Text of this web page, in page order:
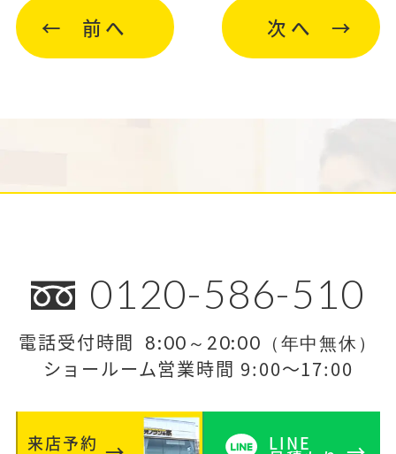
前へ 次へ
0120-586-510
電話受付時間 8:00～20:00（年中無休）
ショールーム営業時間 9:00～17:00
来店予約 LINE